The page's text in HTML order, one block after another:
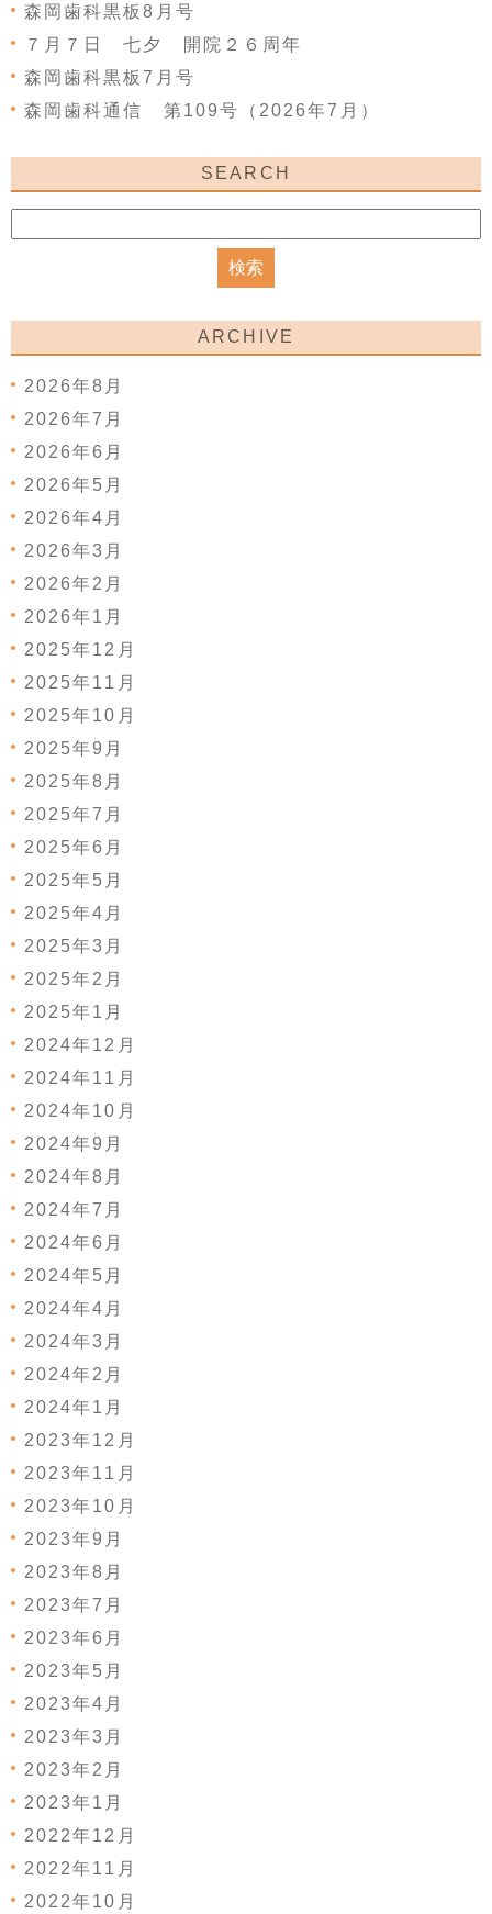
森岡歯科黒板8月号
７月７日 七夕 開院２６周年
森岡歯科黒板7月号
森岡歯科通信 第109号（2026年7月）
SEARCH
ARCHIVE
2026年8月
2026年7月
2026年6月
2026年5月
2026年4月
2026年3月
2026年2月
2026年1月
2025年12月
2025年11月
2025年10月
2025年9月
2025年8月
2025年7月
2025年6月
2025年5月
2025年4月
2025年3月
2025年2月
2025年1月
2024年12月
2024年11月
2024年10月
2024年9月
2024年8月
2024年7月
2024年6月
2024年5月
2024年4月
2024年3月
2024年2月
2024年1月
2023年12月
2023年11月
2023年10月
2023年9月
2023年8月
2023年7月
2023年6月
2023年5月
2023年4月
2023年3月
2023年2月
2023年1月
2022年12月
2022年11月
2022年10月